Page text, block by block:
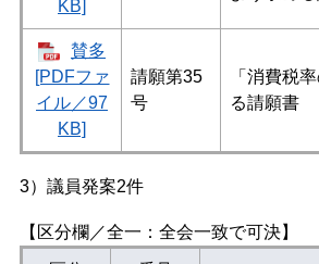
KB]
賛多
[PDFファ
イル／97
KB]
請願第35
号
「消費税
る請願書
3）議員発案2件
【区分欄／全一：全会一致で可決】